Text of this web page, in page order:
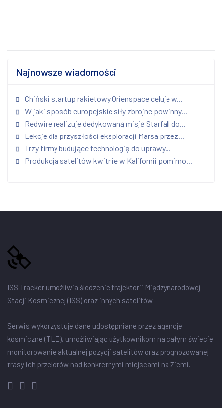
Najnowsze wiadomości
Chiński startup rakietowy Orienspace celuje w...
W jaki sposób europejskie siły zbrojne powinny...
Redwire realizuje dedykowaną misję Starfall do...
Lekcje dla przyszłości eksploracji Marsa przez...
Trzy firmy budujące technologię do uprawy...
Produkcja satelitów kwitnie w Kalifornii pomimo...
ISS Tracker umożliwia śledzenie trajektorii Międzynarodowej
Stacji Kosmicznej (ISS) oraz innych satelitów.
Serwis wykorzystuje dane udostępniane przez agencje
kosmiczne (TLE), umożliwiając użytkownikom na całym świecie
monitorowanie aktualnej pozycji satelitów oraz prognozowanej
trasy ich przelotów nad konkretnymi miejscami na Ziemi.